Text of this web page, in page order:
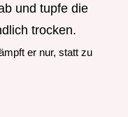
und tupfe die
trocken.
er nur, statt zu